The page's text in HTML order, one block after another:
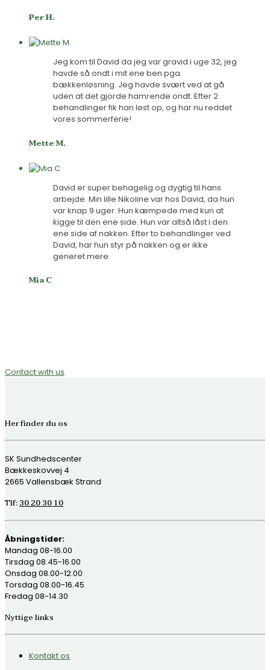
Per H.
Jeg kom til David da jeg var gravid i uge 32, jeg
havde så ondt i mit ene ben pga.
bækkenløsning. Jeg havde svært ved at gå
uden at det gjorde hamrende ondt. Efter 2
behandlinger fik han løst op, og har nu reddet
vores sommerferie!
Mette M.
David er super behagelig og dygtig til hans
arbejde. Min lille Nikoline var hos David, da hun
var knap 9 uger. Hun kæmpede med kun at
kigge til den ene side. Hun var altså låst i den
ene side af nakken. Efter to behandlinger ved
David, har hun styr på nakken og er ikke
generet mere.
Mia C
Contact with us
Her finder du os
SK Sundhedscenter
Bækkeskovvej 4
2665 Vallensbæk Strand
Tlf:30 20 30 10
Åbningstider:
Mandag 08-16.00
Tirsdag 08.45-16.00
Onsdag 08.00-12.00
Torsdag 08.00-16.45
Fredag 08-14.30
Nyttige links
Kontakt os